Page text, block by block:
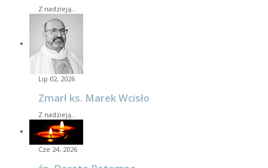
Z nadzieją…
Lip 02, 2026
Zmarł ks. Marek Wcisło
Z nadzieją…
Cze 24, 2026